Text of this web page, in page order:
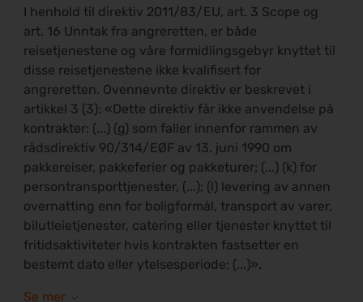
I henhold til direktiv 2011/83/EU, art. 3 Scope og
art. 16 Unntak fra angreretten, er både
reisetjenestene og våre formidlingsgebyr knyttet til
disse reisetjenestene ikke kvalifisert for
angreretten. Ovennevnte direktiv er beskrevet i
artikkel 3 (3): «Dette direktiv får ikke anvendelse på
kontrakter: (...) (g) som faller innenfor rammen av
rådsdirektiv 90/314/EØF av 13. juni 1990 om
pakkereiser, pakkeferier og pakketurer; (...) (k) for
persontransporttjenester, (...); (l) levering av annen
overnatting enn for boligformål, transport av varer,
bilutleietjenester, catering eller tjenester knyttet til
fritidsaktiviteter hvis kontrakten fastsetter en
bestemt dato eller ytelsesperiode; (...)».